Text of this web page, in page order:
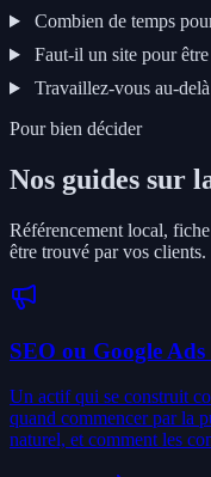
Combien de temps
Faut-il un site pour
Travaillez-vous au-
Pour bien décider
Nos guides sur
Référencement local,
être trouvé par vos clients.
SEO ou Google
Un actif qui se construit
quand commencer par la
naturel, et comment les